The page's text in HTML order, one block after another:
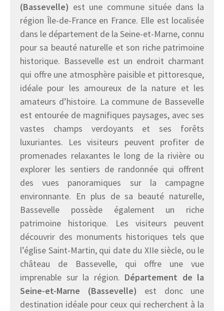
(Bassevelle) est une commune située dans la
région Île-de-France en France. Elle est localisée
dans le département de la Seine-et-Marne, connu
pour sa beauté naturelle et son riche patrimoine
historique. Bassevelle est un endroit charmant
qui offre une atmosphère paisible et pittoresque,
idéale pour les amoureux de la nature et les
amateurs d’histoire. La commune de Bassevelle
est entourée de magnifiques paysages, avec ses
vastes champs verdoyants et ses forêts
luxuriantes. Les visiteurs peuvent profiter de
promenades relaxantes le long de la rivière ou
explorer les sentiers de randonnée qui offrent
des vues panoramiques sur la campagne
environnante. En plus de sa beauté naturelle,
Bassevelle possède également un riche
patrimoine historique. Les visiteurs peuvent
découvrir des monuments historiques tels que
l’église Saint-Martin, qui date du XIIe siècle, ou le
château de Bassevelle, qui offre une vue
imprenable sur la région. Département de la
Seine-et-Marne (Bassevelle) est donc une
destination idéale pour ceux qui recherchent à la